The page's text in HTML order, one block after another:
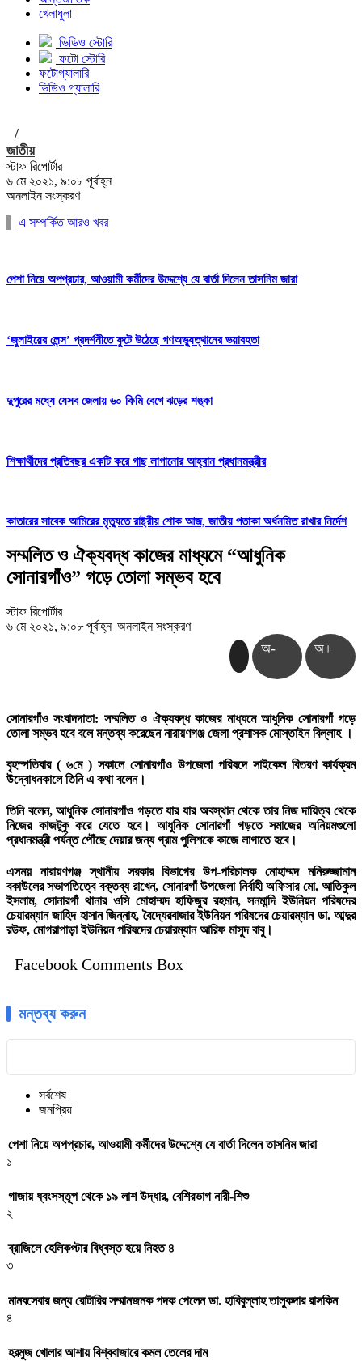
খেলাধুলা
ভিডিও স্টোরি
ফটো স্টোরি
ফটোগ্যালারি
ভিডিও গ্যালারি
/
জাতীয়
স্টাফ রিপোর্টার
৬ মে ২০২১, ৯:০৮ পূর্বাহ্ন
অনলাইন সংস্করণ
এ সম্পর্কিত আরও খবর
পেশা নিয়ে অপপ্রচার, আওয়ামী কর্মীদের উদ্দেশ্যে যে বার্তা দিলেন তাসনিম জারা
‘জুলাইয়ের লেন্স’ প্রদর্শনীতে ফুটে উঠেছে গণঅভ্যুত্থানের ভয়াবহতা
দুপুরের মধ্যে যেসব জেলায় ৬০ কিমি বেগে ঝড়ের শঙ্কা
শিক্ষার্থীদের প্রতিবছর একটি করে গাছ লাগানোর আহ্বান প্রধানমন্ত্রীর
কাতারের সাবেক আমিরের মৃত্যুতে রাষ্ট্রীয় শোক আজ, জাতীয় পতাকা অর্ধনমিত রাখার নির্দেশ
সম্মলিত ও ঐক্যবদ্ধ কাজের মাধ্যমে “আধুনিক
সোনারগাঁও” গড়ে তোলা সম্ভব হবে
স্টাফ রিপোর্টার
৬ মে ২০২১, ৯:০৮ পূর্বাহ্ন |অনলাইন সংস্করণ
অ- অ+
সোনারগাঁও সংবাদদাতা: সম্মলিত ও ঐক্যবদ্ধ কাজের মাধ্যমে আধুনিক সোনারগাঁ গড়ে
তোলা সম্ভব হবে বলে মন্তব্য করেছেন নারায়ণগঞ্জ জেলা প্রশাসক মোস্তাইন বিল্লাহ ।
বৃহস্পতিবার ( ৬মে ) সকালে সোনারগাঁও উপজেলা পরিষদে সাইকেল বিতরণ কার্যক্রম
উদ্বোধনকালে তিনি এ কথা বলেন।
তিনি বলেন, আধুনিক সোনারগাঁও গড়তে যার যার অবস্থান থেকে তার নিজ দায়িত্ব থেকে
নিজের কাজটুকু করে যেতে হবে। আধুনিক সোনারগাঁ গড়তে সমাজের অনিয়মগুলো
প্রধানমন্ত্রী পর্যন্ত পৌঁছে দেয়ার জন্য গ্রাম পুলিশকে কাজে লাগাতে হবে।
এসময় নারায়ণগঞ্জ স্থানীয় সরকার বিভাগের উপ-পরিচালক মোহাম্মদ মনিরুজ্জামান
বকাউলের সভাপতিত্বে বক্তব্য রাখেন, সোনারগাঁ উপজেলা নির্বাহী অফিসার মো. আতিকুল
ইসলাম, সোনারগাঁ থানার ওসি মোহাম্মদ হাফিজুর রহমান, সনমান্দি ইউনিয়ন পরিষদের
চেয়ারম্যান জাহিদ হাসান জিন্নাহ, বৈদ্যেরবাজার ইউনিয়ন পরিষদের চেয়ারম্যান ডা. আব্দুর
রউফ, মোগরাপাড়া ইউনিয়ন পরিষদের চেয়ারম্যান আরিফ মাসুদ বাবু।
Facebook Comments Box
মন্তব্য করুন
সর্বশেষ
জনপ্রিয়
পেশা নিয়ে অপপ্রচার, আওয়ামী কর্মীদের উদ্দেশ্যে যে বার্তা দিলেন তাসনিম জারা
১
গাজায় ধ্বংসস্তূপ থেকে ১৯ লাশ উদ্ধার, বেশিরভাগ নারী-শিশু
২
ব্রাজিলে হেলিকপ্টার বিধ্বস্ত হয়ে নিহত ৪
৩
মানবসেবার জন্য রোটারির সম্মানজনক পদক পেলেন ডা. হাবিবুল্লাহ তালুকদার রাসকিন
৪
হরমুজ খোলার আশায় বিশ্ববাজারে কমল তেলের দাম